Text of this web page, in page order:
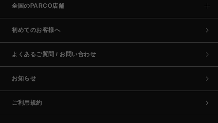
全国のPARCO店舗
初めてのお客様へ
よくあるご質問 / お問い合わせ
お知らせ
ご利用規約